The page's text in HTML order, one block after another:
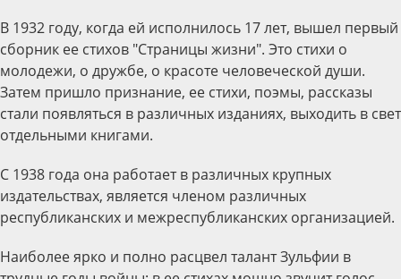
В 1932 году, когда ей исполнилось 17 лет, вышел первый
сборник ее стихов "Страницы жизни". Это стихи о
молодежи, о дружбе, о красоте человеческой души.
Затем пришло признание, ее стихи, поэмы, рассказы
стали появляться в различных изданиях, выходить в свет
отдельными книгами.
С 1938 года она работает в различных крупных
издательствах, является членом различных
республиканских и межреспубликанских организацией.
Наиболее ярко и полно расцвел талант Зульфии в